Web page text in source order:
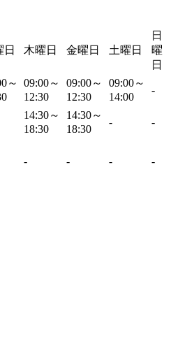
日 木曜日 金曜日 土曜日
日
曜
日
～
09:00～
12:30
09:00～
12:30
09:00～
14:00
-
14:30～
18:30
14:30～
18:30
- -
- - - -